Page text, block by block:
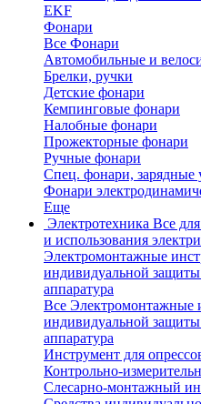
EKF
Фонари
Все Фонари
Автомобильные и
Брелки, ручки
Детские фонари
Кемпинговые фонари
Налобные фонари
Прожекторные фонари
Ручные фонари
Спец. фонари, зарядные
Фонари
Еще
Электротехника Все
и использования
Электромонтажные
индивидуальной защиты
аппаратура
Все Электромонтажные
индивидуальной защиты
аппаратура
Инструмент для
Контрольно-
Слесарно-монтажный